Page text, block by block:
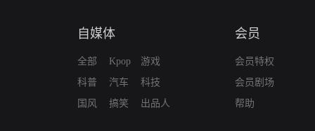
自媒体
全部
科普
国风
Kpop
汽车
搞笑
游戏
科技
出品人
会员
会员特权
会员剧场
帮助